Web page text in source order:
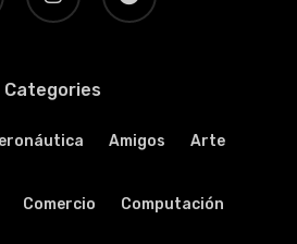
Categories
Amigos Arte
Comercio Computación